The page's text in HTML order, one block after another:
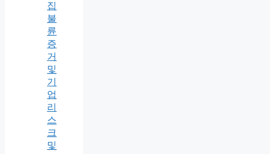
집
불
륜
증
거
및
기
업
리
스
크
및